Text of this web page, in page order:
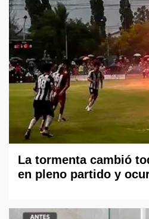
La tormenta cambió
en pleno partido y